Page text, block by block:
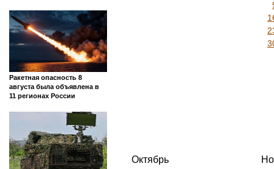
Ракетная опасность 8
августа была объявлена в
11 регионах России
Октябрь